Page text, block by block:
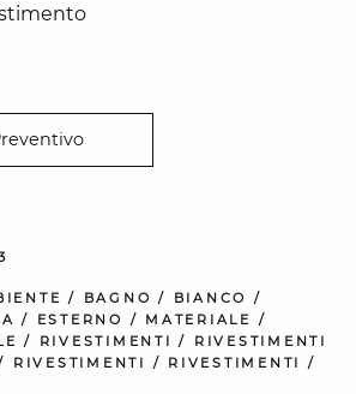
/ BAGNO / BIANCO
/
/ ESTERNO / MATERIALE
/
/ RIVESTIMENTI / RIVESTIMENTI
RIVESTIMENTI / RIVESTIMENTI
/